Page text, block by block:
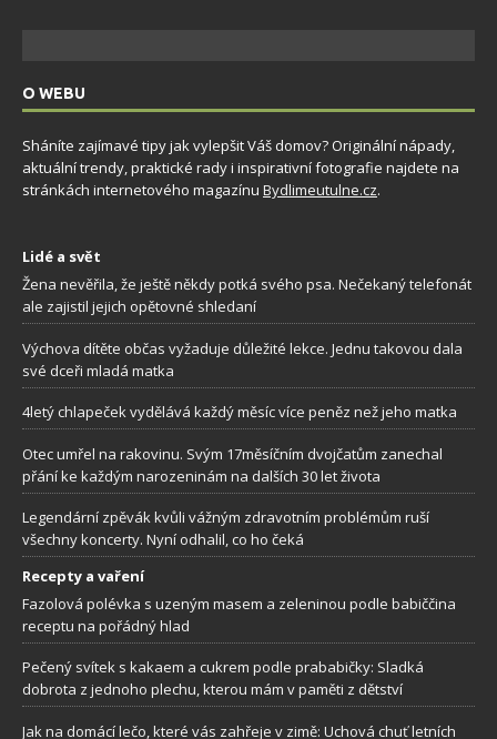
O WEBU
Sháníte zajímavé tipy jak vylepšit Váš domov? Originální nápady,
aktuální trendy, praktické rady i inspirativní fotografie najdete na
stránkách internetového magazínu Bydlimeutulne.cz.
Lidé a svět
Žena nevěřila, že ještě někdy potká svého psa. Nečekaný telefonát
ale zajistil jejich opětovné shledaní
Výchova dítěte občas vyžaduje důležité lekce. Jednu takovou dala
své dceři mladá matka
4letý chlapeček vydělává každý měsíc více peněz než jeho matka
Otec umřel na rakovinu. Svým 17měsíčním dvojčatům zanechal
přání ke každým narozeninám na dalších 30 let života
Legendární zpěvák kvůli vážným zdravotním problémům ruší
všechny koncerty. Nyní odhalil, co ho čeká
Recepty a vaření
Fazolová polévka s uzeným masem a zeleninou podle babiččina
receptu na pořádný hlad
Pečený svítek s kakaem a cukrem podle prababičky: Sladká
dobrota z jednoho plechu, kterou mám v paměti z dětství
Jak na domácí lečo, které vás zahřeje v zimě: Uchová chuť letních